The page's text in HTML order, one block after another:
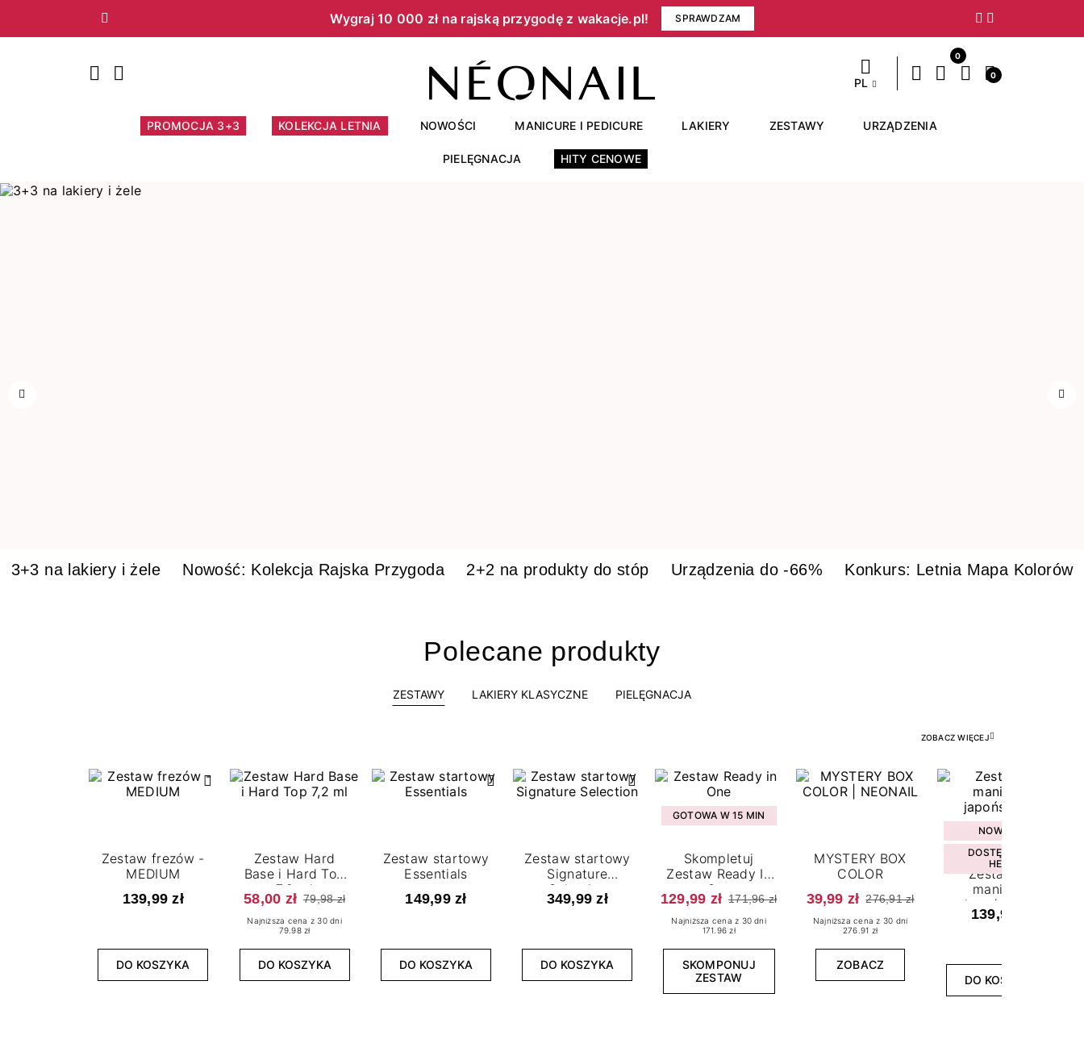
Wygraj 10 000 zł na rajską przygodę z wakacje.pl!​ SPRAWDZAM
Poprzedni Następny
PL
0
0
PROMOCJA 3+3 KOLEKCJA LETNIA NOWOŚCI MANICURE I PEDICURE LAKIERY ZESTAWY URZĄDZENIA
PIELĘGNACJA HITY CENOWE
3+3 na lakiery i żele Nowość: Kolekcja Rajska Przygoda 2+2 na produkty do stóp Urządzenia do -66% Konkurs: Letnia Mapa Kolorów
Polecane produkty
ZESTAWY LAKIERY KLASYCZNE PIELĘGNACJA
ZOBACZ WIĘCEJ
Zestaw frezów -
MEDIUM
139,99 zł
DO KOSZYKA
Zestaw Hard
Base i Hard Top
7,2 ml
58,00 zł 79,98 zł
Najniższa cena z 30 dni
79.98 zł
DO KOSZYKA
Zestaw startowy
Essentials
149,99 zł
DO KOSZYKA
Zestaw startowy
Signature
Selection
349,99 zł
DO KOSZYKA
GOTOWA W 15 MIN
Skompletuj
Zestaw Ready In
One
129,99 zł 171,96 zł
Najniższa cena z 30 dni
171.96 zł
SKOMPONUJ
ZESTAW
MYSTERY BOX
COLOR
39,99 zł 276,91 zł
Najniższa cena z 30 dni
276.91 zł
ZOBACZ
NOWOŚĆ
DOSTĘPNY W
HEBE
Zestaw do
manicure
japońskiego
139,99 zł
DO KOSZYKA